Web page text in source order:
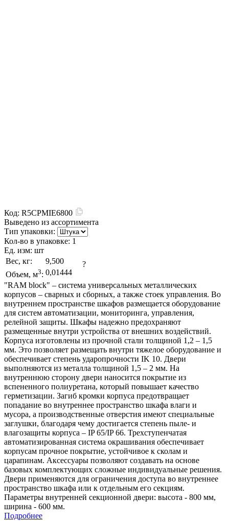
Код: R5CPMIE6800
Выведено из ассортимента
Тип упаковки:
Кол-во в упаковке: 1
Ед. изм: шт
Вес, кг:
9,500
Объем, м3: 0,01444
?
"RAM block" – система универсальных металлических
корпусов – сварных и сборных, а также стоек управления. Во
внутреннем пространстве шкафов размещается оборудование
для систем автоматизации, мониторинга, управления,
релейной защиты. Шкафы надежно предохраняют
размещенные внутри устройства от внешних воздействий.
Корпуса изготовлены из прочной стали толщиной 1,2 – 1,5
мм. Это позволяет размещать внутри тяжелое оборудование и
обеспечивает степень ударопрочности IK 10. Двери
выполняются из металла толщиной 1,5 – 2 мм. На
внутреннюю сторону двери наносится покрытие из
вспененного полиуретана, который повышает качество
герметизации. Загиб кромки корпуса предотвращает
попадание во внутреннее пространство шкафа влаги и
мусора, а производственные отверстия имеют специальные
заглушки, благодаря чему достигается степень пыле- и
влагозащиты корпуса – IP 65/IP 66. Трехступенчатая
автоматизированная система окрашивания обеспечивает
корпусам прочное покрытие, устойчивое к сколам и
царапинам. Аксессуары позволяют создавать на основе
базовых комплектующих сложные индивидуальные решения.
Двери применяются для ограничения доступа во внутреннее
пространство шкафа или к отдельным его секциям.
Параметры внутренней секционной двери: высота - 800 мм,
ширина - 600 мм.
Подробнее